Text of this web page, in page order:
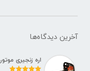
آخرین دیدگاه‌ها
اره زنجیری موتوری 58 سی سی 50